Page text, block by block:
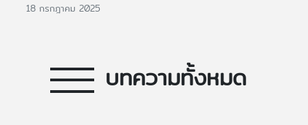
18 กรกฎาคม 2025
บทความทั้งหมด